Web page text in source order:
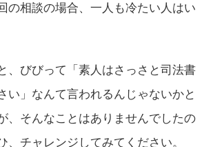
の相談の場合、一人も冷たい人はい
、びびって「素人はさっさと司法書
い」なんて言われるんじゃないかと
、そんなことはありませんでしたの
、チャレンジしてみてください。